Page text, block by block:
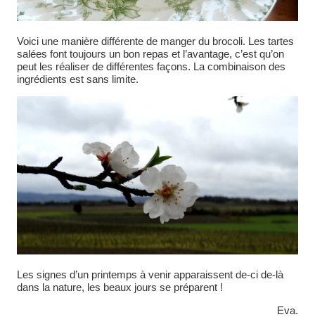
Voici une manière différente de manger du brocoli. Les tartes
salées font toujours un bon repas et l’avantage, c’est qu’on
peut les réaliser de différentes façons. La combinaison des
ingrédients est sans limite.
Les signes d’un printemps à venir apparaissent de-ci de-là
dans la nature, les beaux jours se préparent !
Eva.